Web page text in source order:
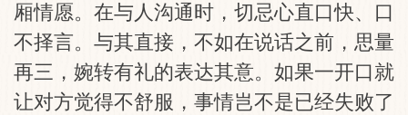
厢情愿。在与人沟通时，切忌心直口快、口
不择言。与其直接，不如在说话之前，思量
再三，婉转有礼的表达其意。如果一开口就
让对方觉得不舒服，事情岂不是已经失败了